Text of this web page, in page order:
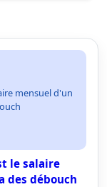
mensuel d'un
le salaire
des débouch